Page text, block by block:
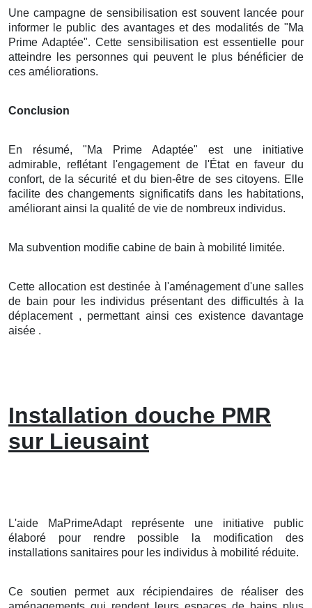
Une campagne de sensibilisation est souvent lancée pour
informer le public des avantages et des modalités de "Ma
Prime Adaptée". Cette sensibilisation est essentielle pour
atteindre les personnes qui peuvent le plus bénéficier de
ces améliorations.
Conclusion
En résumé, "Ma Prime Adaptée" est une initiative
admirable, reflétant l'engagement de l'État en faveur du
confort, de la sécurité et du bien-être de ses citoyens. Elle
facilite des changements significatifs dans les habitations,
améliorant ainsi la qualité de vie de nombreux individus.
Ma subvention modifie cabine de bain à mobilité limitée.
Cette allocation est destinée à l'aménagement d'une salles
de bain pour les individus présentant des difficultés à la
déplacement , permettant ainsi ces existence davantage
aisée .
Installation douche PMR
sur Lieusaint
L'aide MaPrimeAdapt représente une initiative public
élaboré pour rendre possible la modification des
installations sanitaires pour les individus à mobilité réduite.
Ce soutien permet aux récipiendaires de réaliser des